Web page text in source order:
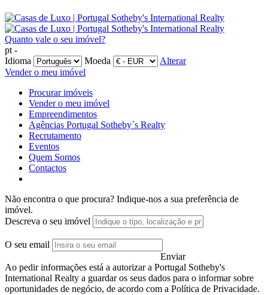
Quanto vale o seu imóvel?
pt -
Idioma
Moeda
Alterar
Vender o meu imóvel
Procurar imóveis
Vender o meu imóvel
Empreendimentos
Agências Portugal Sotheby´s Realty
Recrutamento
Eventos
Quem Somos
Contactos
Não encontra o que procura? Indique-nos a sua preferência de
imóvel.
Descreva o seu imóvel
O seu email
Enviar
Ao pedir informações está a autorizar a Portugal Sotheby's
International Realty a guardar os seus dados para o informar sobre
oportunidades de negócio, de acordo com a Política de Privacidade.